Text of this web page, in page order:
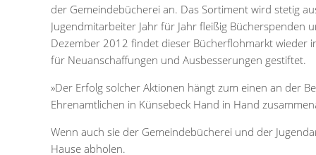
der Gemeindebücherei an. Das Sortiment wird stetig
Jugendmitarbeiter Jahr für Jahr fleißig Bücherspenden
Dezember 2012 findet dieser Bücherflohmarkt wieder
für Neuanschaffungen und Ausbesserungen gestiftet.
»Der Erfolg solcher Aktionen hängt zum einen an der
Ehrenamtlichen in Künsebeck Hand in Hand
Wenn auch sie der Gemeindebücherei und der
Hause abholen.